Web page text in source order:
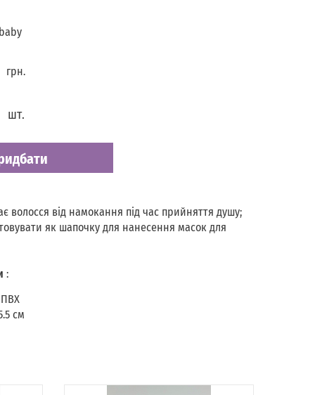
грн.
шт.
волосся від намокання під час прийняття душу;
як шапочку для нанесення масок для
:
ПВХ
см